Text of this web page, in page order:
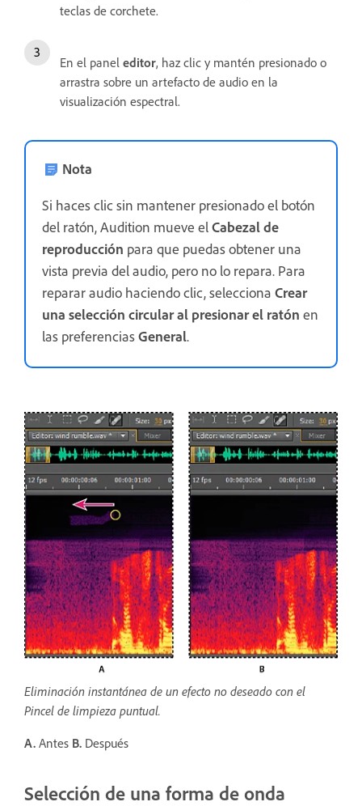
teclas de corchete.
En el panel editor, haz clic y mantén presionado o
arrastra sobre un artefacto de audio en la
visualización espectral.
Nota
Si haces clic sin mantener presionado el botón
del ratón, Audition mueve elCabezal de
reproducción para que puedas obtener una
vista previa del audio, pero no lo repara. Para
reparar audio haciendo clic, selecciona Crear
una selección circular al presionar el ratón en
las preferenciasGeneral.
Eliminación instantánea de un efecto no deseado con el
Pincel de limpieza puntual.
A. Antes B. Después
Selección de una forma de onda